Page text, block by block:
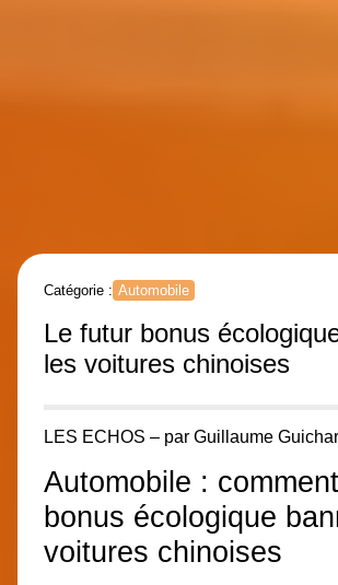
Catégorie : Automobile
Le futur bonus
les voitures chinoises
LES ECHOS – par Guillaume
Automobile :
bonus écologique
voitures chinoises